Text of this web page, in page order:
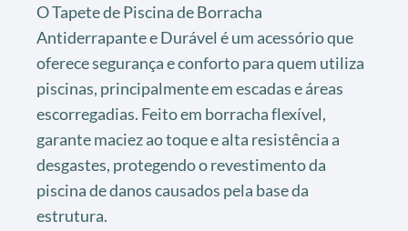
O Tapete de Piscina de Borracha
Antiderrapante e Durável é um acessório que
oferece segurança e conforto para quem utiliza
piscinas, principalmente em escadas e áreas
escorregadias. Feito em borracha flexível,
garante maciez ao toque e alta resistência a
desgastes, protegendo o revestimento da
piscina de danos causados pela base da
estrutura.